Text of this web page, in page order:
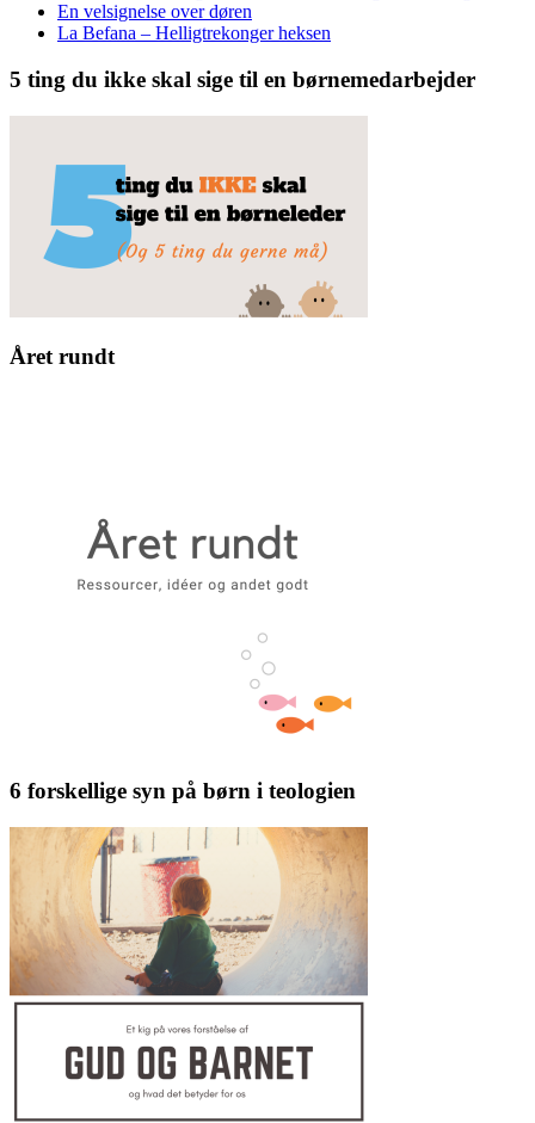
En velsignelse over døren
La Befana – Helligtrekonger heksen
5 ting du ikke skal sige til en børnemedarbejder
Året rundt
6 forskellige syn på børn i teologien